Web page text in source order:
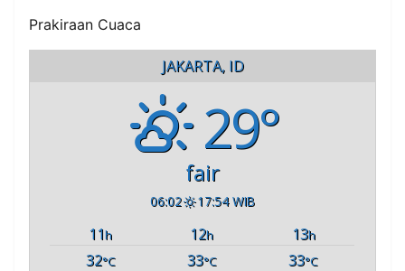
Prakiraan Cuaca
JAKARTA, ID
29°
fair
06:02 17:54 WIB
11h 12h 13h
32°C 33°C 33°C